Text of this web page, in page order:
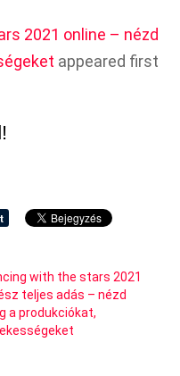
2021 online – nézd
appeared first
with the stars 2021
teljes adás – nézd
a produkciókat,